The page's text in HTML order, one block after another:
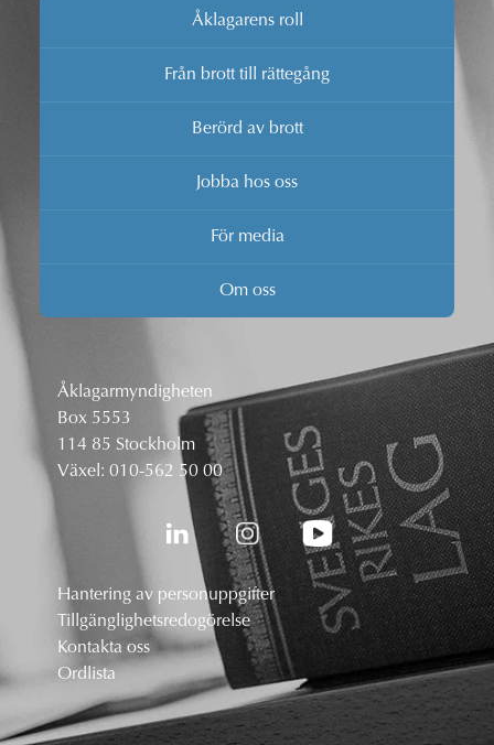
Åklagarens roll
Från brott till rättegång
Berörd av brott
Jobba hos oss
För media
Om oss
Åklagarmyndigheten
Box 5553
114 85 Stockholm
Växel: 010-562 50 00
Hantering av personuppgifter
Tillgänglighetsredogörelse
Kontakta oss
Ordlista